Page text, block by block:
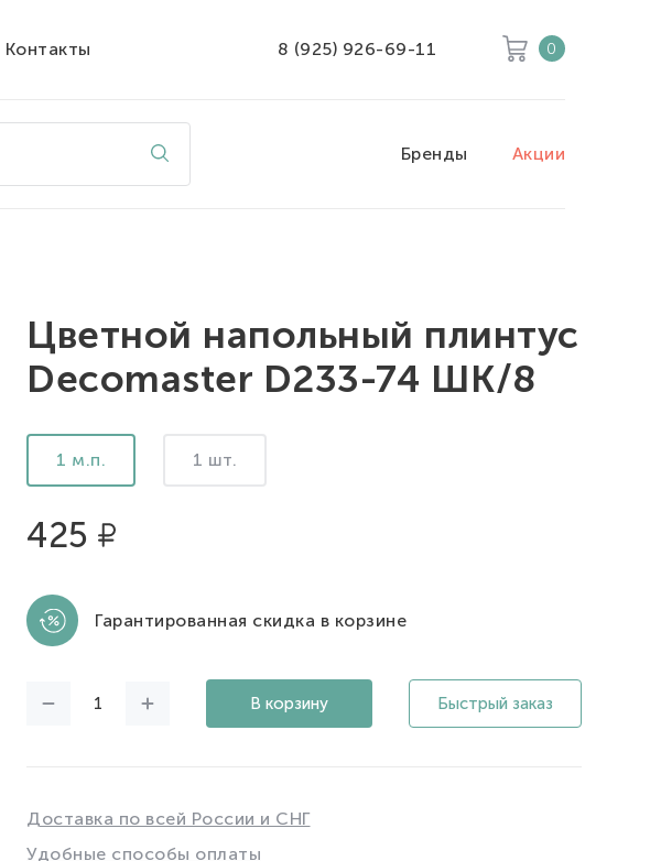
Контакты 8 (925) 926-69-11 0
Бренды Акции
Цветной напольный плинтус
Decomaster D233-74 ШК/8
1 м.п. 1 шт.
425
Гарантированная скидка в корзине
В корзину Быстрый заказ
Доставка по всей России и СНГ
Удобные способы оплаты